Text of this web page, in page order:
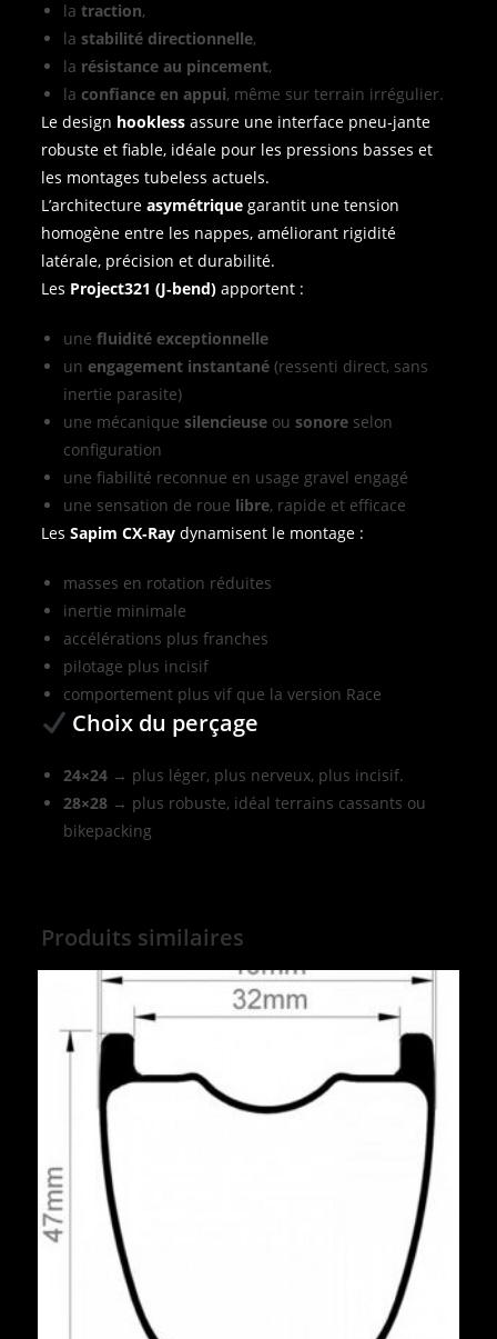
latraction,
lastabilité directionnelle,
la résistance au pincement,
la confiance en appui, même sur terrain irrégulier.
Le design hookless assure une interface pneu‑jante
robuste et fiable, idéale pour les pressions basses et
les montages tubeless actuels.
L’architectureasymétrique garantit une tension
homogène entre les nappes, améliorant rigidité
latérale, précision et durabilité.
Les Project321 (J‑bend) apportent :
unefluidité exceptionnelle
unengagement instantané (ressenti direct, sans
inertie parasite)
une mécaniquesilencieuse ousonore selon
configuration
une fiabilité reconnue en usage gravel engagé
une sensation de roue libre, rapide et efficace
LesSapim CX‑Ray dynamisent le montage :
masses en rotation réduites
inertie minimale
accélérations plus franches
pilotage plus incisif
comportement plus vif que la version Race
Choix du perçage
24×24 → plus léger, plus nerveux, plus incisif.
28×28 → plus robuste, idéal terrains cassants ou
bikepacking
Produits similaires